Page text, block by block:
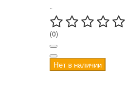
(0)
Нет в наличии